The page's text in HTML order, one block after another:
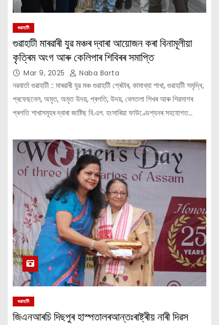
গুৱাহাটী
গুৱাহাটী মাৰৱাৰী যুৱ মঞ্চৰ দ্বাৰা আয়োজন কৰা বিনামূলীয়া
কৃত্ৰিম অংগ আৰু কেলিপাৰ শিবিৰৰ সমাপ্তি
Mar 9, 2025 Naba Barta
নৱবার্তা গুৱাহাটী :: মাৰৱাৰী যুৱ মঞ্চ গুৱাহাটী গ্ৰেটাৰ, কামাখ্যা শাখা, গুৱাহাটী সমৃদ্ধি,
প্ৰফেছনেল, অমৃত, অমৃত উদয়, প্ৰগতি, উদয়, বেলতলা শিখৰ আৰু শিৱসাগৰ
প্ৰগতি শাখাসমূহৰ দ্বাৰা জাষ্টিছ বি.এল. হংসাৰিয়া ফাউণ্ডেশ্যনৰ সহযোগত…
গুৱাহাটী
জিএনআৰচি দিছপুৰ হাস্পতালৰআন্তঃৰাষ্ট্ৰীয় নাৰী দিৱস